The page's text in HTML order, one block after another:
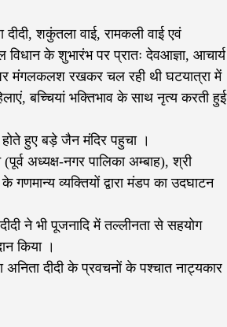
दीदी, शकुंतला वाई, रामकली वाई एवं
विधान के शुभारंभ पर प्रातः देवआज्ञा, आचार्य
मंगलकलश रखकर चल रही थी घटयात्रा में
बच्चियां भक्तिभाव के साथ नृत्य करती हुई
होते हुए बड़े जैन मंदिर पहुचा ।
अध्यक्ष-नगर पालिका अम्बाह), श्री
व्यक्तियों द्वारा मंडप का उदघाटन
ने भी पूजनादि में तल्लीनता से सहयोग
किया ।
दीदी के प्रवचनों के पश्चात नाट्यकार